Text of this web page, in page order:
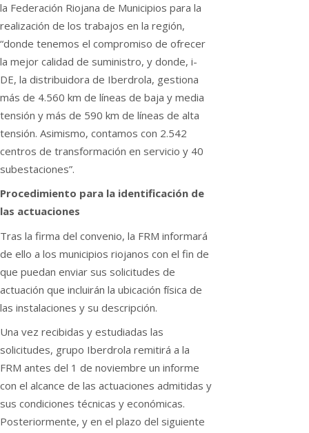
la Federación Riojana de Municipios para la
realización de los trabajos en la región,
“donde tenemos el compromiso de ofrecer
la mejor calidad de suministro, y donde, i-
DE, la distribuidora de Iberdrola, gestiona
más de 4.560 km de líneas de baja y media
tensión y más de 590 km de líneas de alta
tensión. Asimismo, contamos con 2.542
centros de transformación en servicio y 40
subestaciones”.
Procedimiento para la identificación de
las actuaciones
Tras la firma del convenio, la FRM informará
de ello a los municipios riojanos con el fin de
que puedan enviar sus solicitudes de
actuación que incluirán la ubicación física de
las instalaciones y su descripción.
Una vez recibidas y estudiadas las
solicitudes, grupo Iberdrola remitirá a la
FRM antes del 1 de noviembre un informe
con el alcance de las actuaciones admitidas y
sus condiciones técnicas y económicas.
Posteriormente, y en el plazo del siguiente